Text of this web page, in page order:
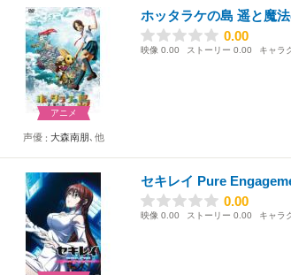
アニメ
声優 大森南朋､他
ホッタラケの島 遥と魔
0.00
0.00
映像 0.00 ストーリー 0.00 キャラ
セキレイ Pure
0.00
0.00
映像 0.00 ストーリー 0.00 キャラ